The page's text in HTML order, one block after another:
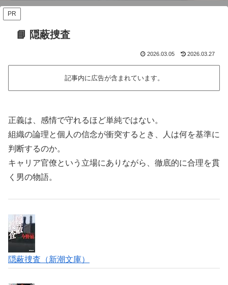
PR
📘 隠蔽捜査
2026.03.05 2026.03.27
記事内に広告が含まれています。
正義は、感情で守れるほど単純ではない。
組織の論理と個人の信念が衝突するとき、人は何を基準に
判断するのか。
キャリア官僚という立場にありながら、徹底的に合理を貫
く男の物語。
隠蔽捜査（新潮文庫）